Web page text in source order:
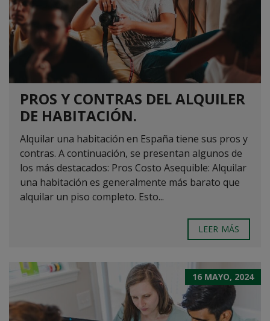
PROS Y CONTRAS DEL ALQUILER
DE HABITACIÓN.
Alquilar una habitación en España tiene sus pros y
contras. A continuación, se presentan algunos de
los más destacados: Pros Costo Asequible: Alquilar
una habitación es generalmente más barato que
alquilar un piso completo. Esto...
LEER MÁS
16 MAYO, 2024